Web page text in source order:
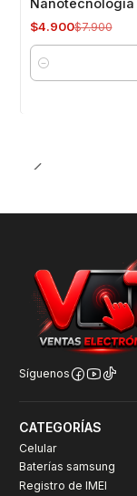
Nanotecnología
$4.900$7.900
Cantidad
Síguenos
CATEGORÍAS
Celular
Baterías samsung
Registro de IMEI